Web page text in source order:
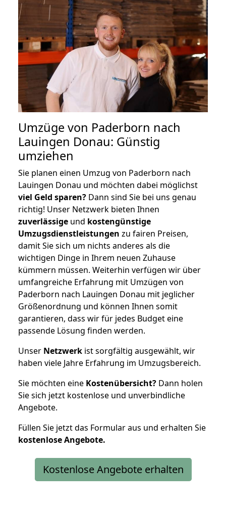
Umzüge von Paderborn nach
Lauingen Donau: Günstig
umziehen
Sie planen einen Umzug von Paderborn nach
Lauingen Donau und möchten dabei möglichst
viel Geld sparen? Dann sind Sie bei uns genau
richtig! Unser Netzwerk bieten Ihnen
zuverlässige und kostengünstige
Umzugsdienstleistungen zu fairen Preisen,
damit Sie sich um nichts anderes als die
wichtigen Dinge in Ihrem neuen Zuhause
kümmern müssen. Weiterhin verfügen wir über
umfangreiche Erfahrung mit Umzügen von
Paderborn nach Lauingen Donau mit jeglicher
Größenordnung und können Ihnen somit
garantieren, dass wir für jedes Budget eine
passende Lösung finden werden.
Unser Netzwerk ist sorgfältig ausgewählt, wir
haben viele Jahre Erfahrung im Umzugsbereich.
Sie möchten eine Kostenübersicht? Dann holen
Sie sich jetzt kostenlose und unverbindliche
Angebote.
Füllen Sie jetzt das Formular aus und erhalten Sie
kostenloseAngebote.
Kostenlose Angebote erhalten